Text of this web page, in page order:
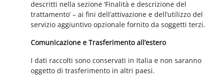
descritti nella sezione ‘Finalità e descrizione del
trattamento’ – ai fini dell’attivazione e dell’utilizzo del
servizio aggiuntivo opzionale fornito da soggetti terzi.
Comunicazione e Trasferimento all’estero
I dati raccolti sono conservati in Italia e non saranno
oggetto di trasferimento in altri paesi.